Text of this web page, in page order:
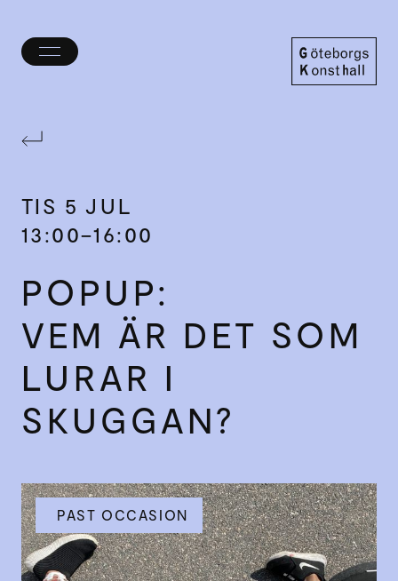
Öppna/stäng
TIS 5 JUL
13:00–16:00
POPUP:
VEM ÄR DET SOM
LURAR I
SKUGGAN?
PAST OCCASION